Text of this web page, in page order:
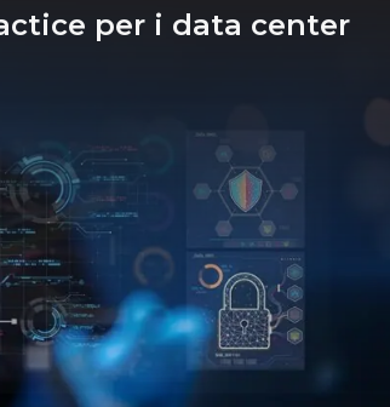
per i data center